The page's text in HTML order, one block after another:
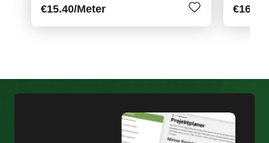
€15.40/Meter €16.40